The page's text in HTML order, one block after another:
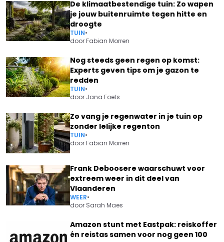
De klimaatbestendige tuin: Zo wapen
je jouw buitenruimte tegen hitte en
droogte
TUIN•
doorFabian Morren
Nog steeds geen regen op komst:
Experts geven tips om je gazon te
redden
TUIN•
door Jana Foets
Zo vang je regenwater in je tuin op
zonder lelijke regenton
TUIN•
doorFabian Morren
Frank Deboosere waarschuwt voor
extreem weer in dit deel van
Vlaanderen
WEER•
door Sarah Maes
Amazon stunt met Eastpak: reiskoffer
én reistas samen voor nog geen 100